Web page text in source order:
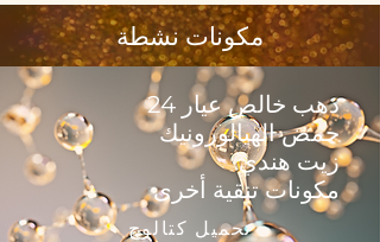
مكونات نشطة
ذهب خالص عيار 24
حمض الهيالورونيك
زيت هندي
مكونات تنقية أخرى
تحميل كتالوج